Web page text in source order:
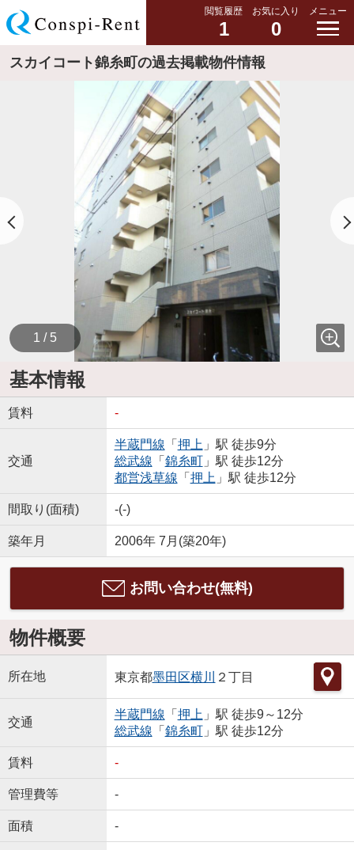
閲覧履歴
1
お気に入り
0
メニュー
スカイコート錦糸町の過去掲載物件情報
1 / 5
基本情報
賃料 -
交通
半蔵門線 「 押上 」駅 徒歩9分
総武線 「 錦糸町」駅 徒歩12分
都営浅草線 「 押上 」駅 徒歩12分
間取り(面積) -(-)
築年月 2006年 7月(築20年)
お問い合わせ(無料)
物件概要
所在地 東京都墨田区横川 ２丁目
交通
半蔵門線 「 押上 」駅 徒歩9～12分
総武線 「 錦糸町」駅 徒歩12分
賃料 -
管理費等 -
面積 -